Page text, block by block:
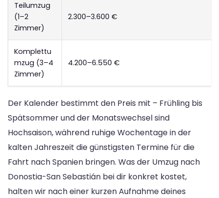
Teilumzug
(1–2
Zimmer)
2.300–3.600 €
Komplettu
mzug (3–4
Zimmer)
4.200–6.550 €
Der Kalender bestimmt den Preis mit – Frühling bis
Spätsommer und der Monatswechsel sind
Hochsaison, während ruhige Wochentage in der
kalten Jahreszeit die günstigsten Termine für die
Fahrt nach Spanien bringen. Was der Umzug nach
Donostia-San Sebastián bei dir konkret kostet,
halten wir nach einer kurzen Aufnahme deines